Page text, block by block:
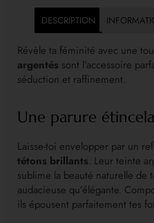
DESCRIPTION
Révèle ta féminité avec une
argentés sont l’accessoire
séduction et raffinement.
Une parure
Laisse-toi envelopper par un
tétons brillants. Leur teinte
sublime la beauté naturelle de
audacieuse qu’élégante.
ils épousent parfaitement tes